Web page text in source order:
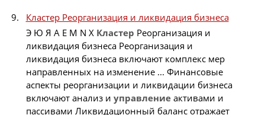
Кластер Реорганизация и ликвидация бизнеса
Э Ю Я A E M N X Кластер Реорганизация и
ликвидация бизнеса Реорганизация и
ликвидация бизнеса включают комплекс мер
направленных на изменение ... Финансовые
аспекты реорганизации и ликвидации бизнеса
включают анализ и управлениеактивами и
пассивами Ликвидационный баланс отражает